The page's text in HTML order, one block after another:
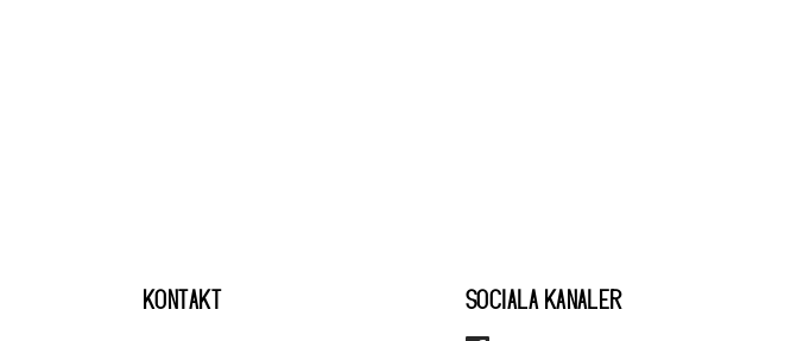
KONTAKT SOCIALA KANALER